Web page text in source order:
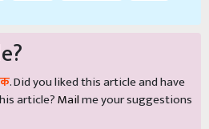
. Did you liked this article and have
article?Mailme your suggestions